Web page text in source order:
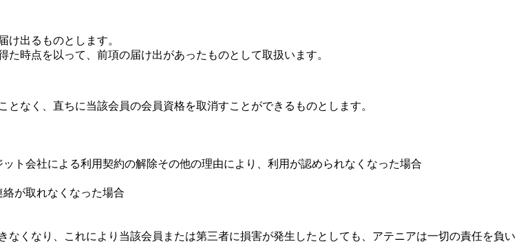
け出るものとします。
時点を以って、前項の届け出があったものとして取扱います。
なく、直ちに当該会員の会員資格を取消すことができるものとします。
ト会社による利用契約の解除その他の理由により、利用が認められなくなった場合
が取れなくなった場合
くなり、これにより当該会員または第三者に損害が発生したとしても、アテニアは一切の責任を負い